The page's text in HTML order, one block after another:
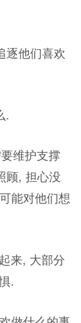
逐他们喜欢
.
维护支撑
顾, 担心没
能对他们想
来, 大部分
.